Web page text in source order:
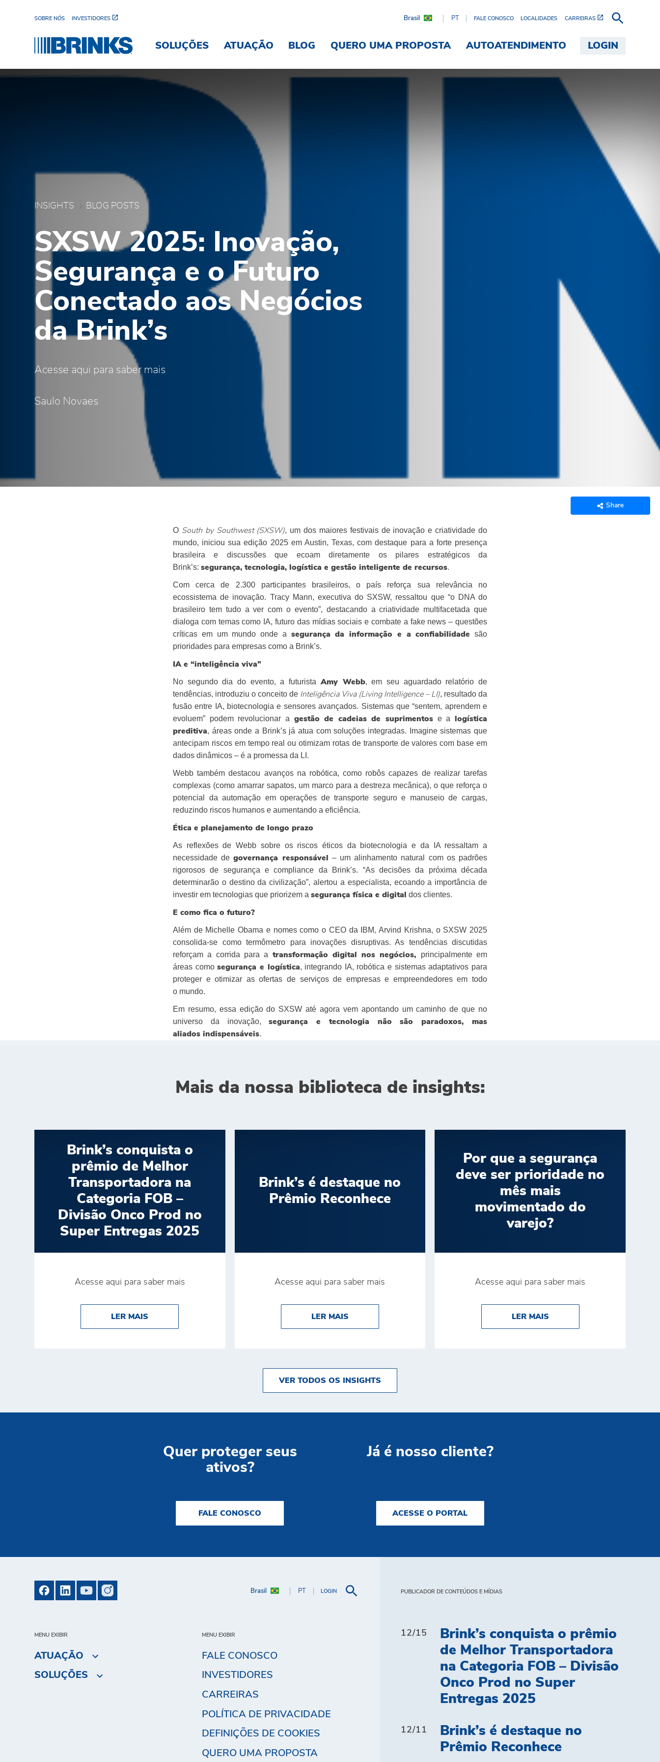
SOBRE NÓS INVESTIDORES Brasil PT FALE CONOSCO LOCALIDADES CARREIRAS
SOLUÇÕES ATUAÇÃO BLOG QUERO UMA PROPOSTA AUTOATENDIMENTO LOGIN
Blog Posts - Brink's Brasil
INSIGHTS BLOG POSTS
SXSW 2025: Inovação,
Segurança e o Futuro
Conectado aos Negócios
da Brink’s
Acesse aqui para saber mais
Saulo Novaes
Share
O South by Southwest (SXSW), um dos maiores festivais de inovação e criatividade do
mundo, iniciou sua edição 2025 em Austin, Texas, com destaque para a forte presença
brasileira e discussões que ecoam diretamente os pilares estratégicos da
Brink’s: segurança, tecnologia, logística e gestão inteligente de recursos.
Com cerca de 2.300 participantes brasileiros, o país reforça sua relevância no
ecossistema de inovação. Tracy Mann, executiva do SXSW, ressaltou que “o DNA do
brasileiro tem tudo a ver com o evento”, destacando a criatividade multifacetada que
dialoga com temas como IA, futuro das mídias sociais e combate a fake news – questões
críticas em um mundo onde a segurança da informação e a confiabilidade
são
prioridades para empresas como a Brink’s.
IA e “inteligência viva”
No segundo dia do evento, a futurista Amy Webb, em seu aguardado relatório de
tendências, introduziu o conceito de Inteligência Viva (Living Intelligence – LI), resultado da
fusão entre IA, biotecnologia e sensores avançados. Sistemas que “sentem, aprendem e
evoluem” podem revolucionar a gestão de cadeias de suprimentos e a logística
preditiva, áreas onde a Brink’s já atua com soluções integradas. Imagine sistemas que
antecipam riscos em tempo real ou otimizam rotas de transporte de valores com base em
dados dinâmicos – é a promessa da LI.
Webb também destacou avanços na robótica, como robôs capazes de realizar tarefas
complexas (como amarrar sapatos, um marco para a destreza mecânica), o que reforça o
potencial da automação em operações de transporte seguro e manuseio de cargas,
reduzindo riscos humanos e aumentando a eficiência.
Ética e planejamento de longo prazo
As reflexões de Webb sobre os riscos éticos da biotecnologia e da IA ressaltam a
necessidade degovernança responsável
– um alinhamento natural com os padrões
rigorosos de segurança e compliance da Brink’s. “As decisões da próxima década
determinarão o destino da civilização”, alertou a especialista, ecoando a importância de
investir em tecnologias que priorizem a segurança física e digital dos clientes.
E como fica o futuro?
Além de Michelle Obama e nomes como o CEO da IBM, Arvind Krishna, o SXSW 2025
consolida-se como termômetro para inovações disruptivas. As tendências discutidas
reforçam a corrida para a transformação digital nos negócios, principalmente em
áreas comosegurança e logística, integrando IA, robótica e sistemas adaptativos para
proteger e otimizar as ofertas de serviços de empresas e empreendedores em todo
o mundo.
Em resumo, essa edição do SXSW até agora vem apontando um caminho de que no
universo da inovação,segurança e tecnologia não são paradoxos, mas
aliados indispensáveis.
Mais da nossa biblioteca de insights:
Brink’s conquista o
prêmio de Melhor
Transportadora na
Categoria FOB –
Divisão Onco Prod no
Super Entregas 2025
Acesse aqui para saber mais
LER MAIS ABOUT BRINK’S CONQUISTA O PRÊMIO DE MELHOR TRANSPORTADORA NA CATEGORIA FOB – DIVISÃO ONCO PROD NO SUPER
Brink’s é destaque no
Prêmio Reconhece
Acesse aqui para saber mais
LER MAISABOUT BRINK’S É DESTAQUE NO PRÊMIO RECONHECE
Por que a segurança
deve ser prioridade no
mês mais
movimentado do
varejo?
Acesse aqui para saber mais
LER MAISABOUT POR QUE A
VER TODOS OS INSIGHTS
Quer proteger seus
ativos?
FALE CONOSCO
Já é nosso cliente?
ACESSE O PORTAL
Brasil PT LOGIN
MENU EXIBIR
ATUAÇÃO
SOLUÇÕES
MENU EXIBIR
FALE CONOSCO
INVESTIDORES
CARREIRAS
POLÍTICA DE PRIVACIDADE
DEFINIÇÕES DE COOKIES
QUERO UMA PROPOSTA
PUBLICADOR DE CONTEÚDOS E MÍDIAS
12/15
Brink’s conquista o prêmio
de Melhor Transportadora
na Categoria FOB – Divisão
Onco Prod no Super
Entregas 2025
12/11
Brink’s é destaque no
Prêmio Reconhece